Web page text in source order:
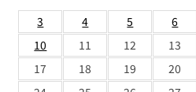
3
4 5 6
10
11 12 13
17
18 19 20